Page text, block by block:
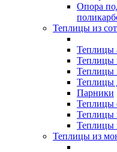
Опора
Теплицы из
Теплицы
Теплицы
Теплицы
Теплицы
Парники
Теплицы
Теплицы
Теплицы
Теплицы из